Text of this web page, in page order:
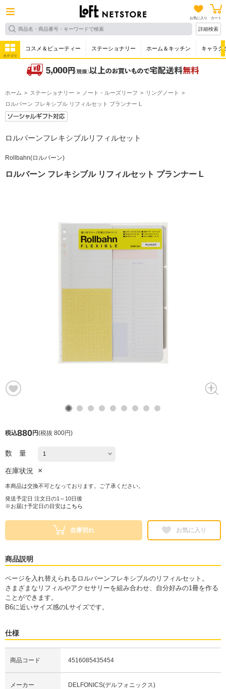
お気に入り カート
詳細検索
カテゴリ
コスメ＆ビューティー ステーショナリー ホーム＆キッチン キャラク
ホーム ステーショナリー ノート・ルーズリーフ
リングノート
ロルバーン フレキシブル リフィルセット プランナー L
ロルバーンフレキシブルリフィルセット
Rollbahn(ロルバーン)
ロルバーン フレキシブル リフィルセット プランナー L
税込880円(税抜 800円)
数 量
在庫状況 ×
本商品は交換不可となっております。ご了承ください。
発送予定日 注文日の1～10日後
※お届け予定日の目安は こちら
在庫切れ お気に入り
商品説明
ページを入れ替えられるロルバーンフレキシブルのリフィルセット。
さまざまなリフィルやアクセサリーを組み合わせ、自分好みの1冊を作る
ことができます。
B6に近いサイズ感のLサイズです。
仕様
商品コード 4516085435454
メーカー DELFONICS(デルフォニックス)